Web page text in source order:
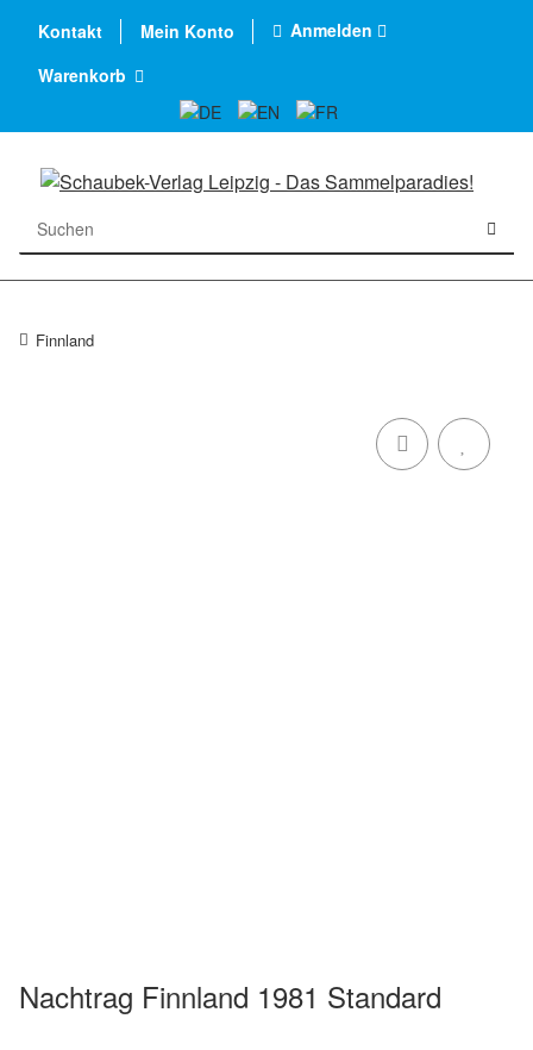
Kontakt Mein Konto
Anmelden
Warenkorb
Finnland
Nachtrag Finnland 1981 Standard